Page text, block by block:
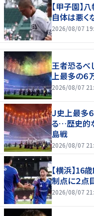
【甲子園】
自体は悪く
2026/08/07
王者恐るべ
上最多の６
2026/08/07
Ｊ史上最多
る…歴史的
島戦
2026/08/07
【横浜】
制点に２点
2026/08/07